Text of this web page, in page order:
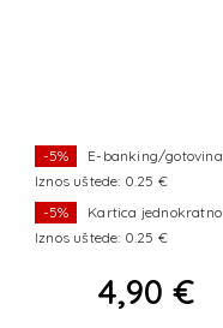
-5%
E-banking/gotovina
Iznos uštede: 0.25 €
-5%
Kartica jednokratno
Iznos uštede: 0.25 €
4,90 €